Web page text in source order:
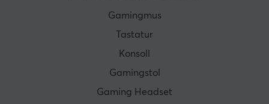
Gamingmus
Tastatur
Konsoll
Gamingstol
Gaming Headset